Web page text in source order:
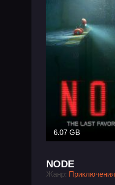
6.07 GB
NODE
Жанр: Приключения